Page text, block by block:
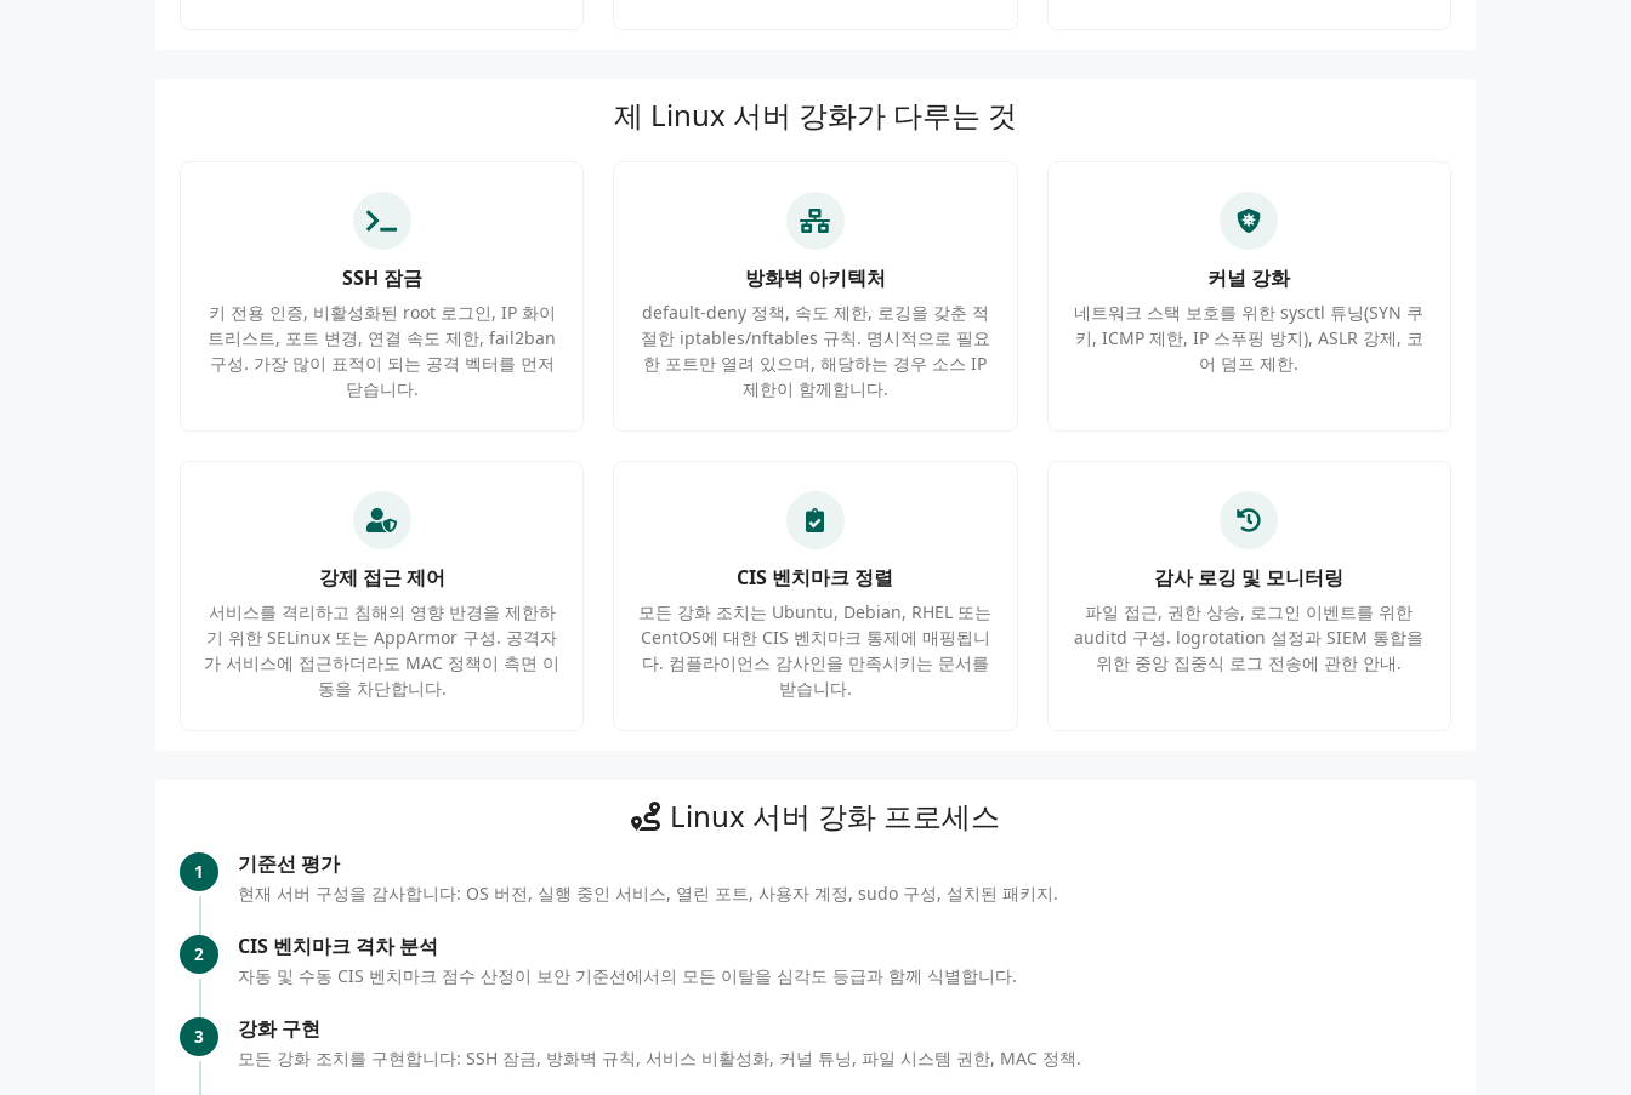
제 Linux 서버 강화가 다루는 것
SSH 잠금
키 전용 인증, 비활성화된 root 로그인, IP 화이
트리스트, 포트 변경, 연결 속도 제한, fail2ban
구성. 가장 많이 표적이 되는 공격 벡터를 먼저
닫습니다.
방화벽 아키텍처
default-deny 정책, 속도 제한, 로깅을 갖춘 적
절한 iptables/nftables 규칙. 명시적으로 필요
한 포트만 열려 있으며, 해당하는 경우 소스 IP
제한이 함께합니다.
커널 강화
네트워크 스택 보호를 위한 sysctl 튜닝(SYN 쿠
키, ICMP 제한, IP 스푸핑 방지), ASLR 강제, 코
어 덤프 제한.
강제 접근 제어
서비스를 격리하고 침해의 영향 반경을 제한하
기 위한 SELinux 또는 AppArmor 구성. 공격자
가 서비스에 접근하더라도 MAC 정책이 측면 이
동을 차단합니다.
CIS 벤치마크 정렬
모든 강화 조치는 Ubuntu, Debian, RHEL 또는
CentOS에 대한 CIS 벤치마크 통제에 매핑됩니
다. 컴플라이언스 감사인을 만족시키는 문서를
받습니다.
감사 로깅 및 모니터링
파일 접근, 권한 상승, 로그인 이벤트를 위한
auditd 구성. logrotation 설정과 SIEM 통합을
위한 중앙 집중식 로그 전송에 관한 안내.
Linux 서버 강화 프로세스
1 기준선 평가
현재 서버 구성을 감사합니다: OS 버전, 실행 중인 서비스, 열린 포트, 사용자 계정, sudo 구성, 설치된 패키지.
2 CIS 벤치마크 격차 분석
자동 및 수동 CIS 벤치마크 점수 산정이 보안 기준선에서의 모든 이탈을 심각도 등급과 함께 식별합니다.
3 강화 구현
모든 강화 조치를 구현합니다: SSH 잠금, 방화벽 규칙, 서비스 비활성화, 커널 튜닝, 파일 시스템 권한, MAC 정책.